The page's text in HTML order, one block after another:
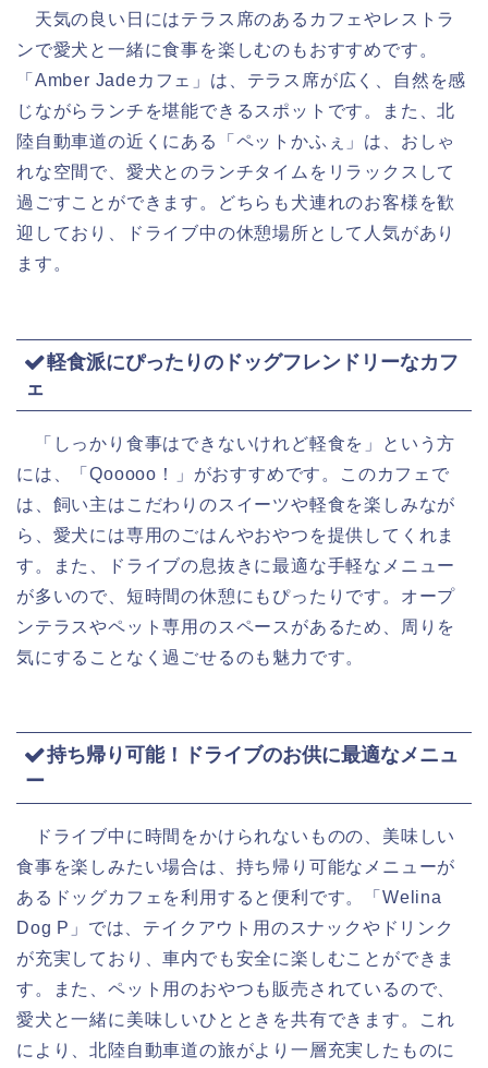
天気の良い日にはテラス席のあるカフェやレストラ
ンで愛犬と一緒に食事を楽しむのもおすすめです。
「Amber Jadeカフェ」は、テラス席が広く、自然を感
じながらランチを堪能できるスポットです。また、北
陸自動車道の近くにある「ペットかふぇ」は、おしゃ
れな空間で、愛犬とのランチタイムをリラックスして
過ごすことができます。どちらも犬連れのお客様を歓
迎しており、ドライブ中の休憩場所として人気があり
ます。
軽食派にぴったりのドッグフレンドリーなカフ
ェ
「しっかり食事はできないけれど軽食を」という方
には、「Qooooo！」がおすすめです。このカフェで
は、飼い主はこだわりのスイーツや軽食を楽しみなが
ら、愛犬には専用のごはんやおやつを提供してくれま
す。また、ドライブの息抜きに最適な手軽なメニュー
が多いので、短時間の休憩にもぴったりです。オープ
ンテラスやペット専用のスペースがあるため、周りを
気にすることなく過ごせるのも魅力です。
持ち帰り可能！ドライブのお供に最適なメニュ
ー
ドライブ中に時間をかけられないものの、美味しい
食事を楽しみたい場合は、持ち帰り可能なメニューが
あるドッグカフェを利用すると便利です。「Welina
Dog P」では、テイクアウト用のスナックやドリンク
が充実しており、車内でも安全に楽しむことができま
す。また、ペット用のおやつも販売されているので、
愛犬と一緒に美味しいひとときを共有できます。これ
により、北陸自動車道の旅がより一層充実したものに